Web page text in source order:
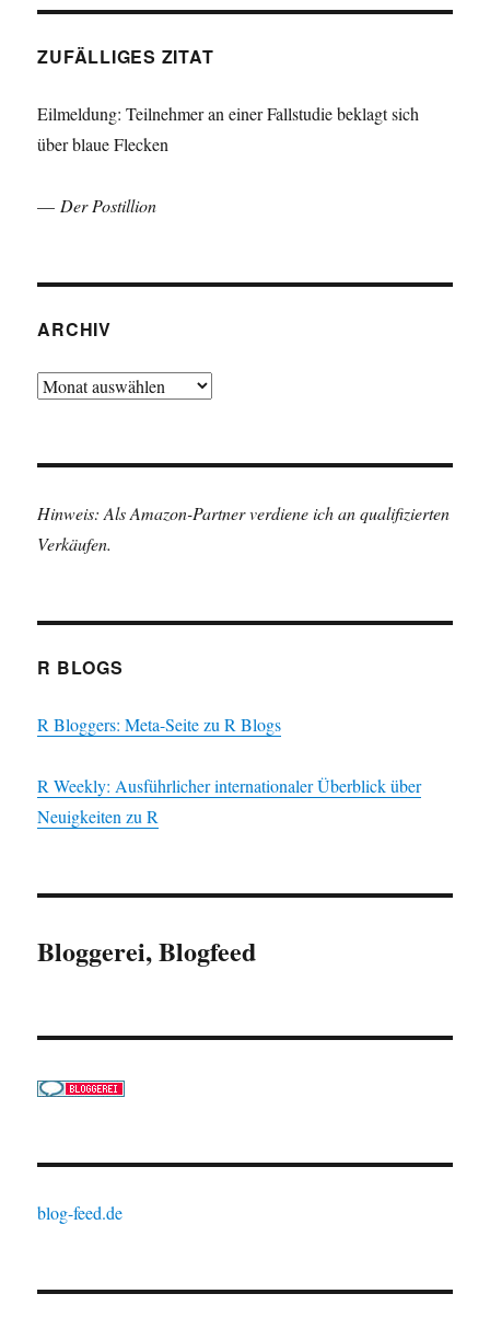
ZUFÄLLIGES ZITAT
Eilmeldung: Teilnehmer an einer Fallstudie beklagt sich
über blaue Flecken
— Der Postillion
ARCHIV
Archiv
Hinweis: Als Amazon-Partner verdiene ich an qualifizierten
Verkäufen.
R BLOGS
R Bloggers: Meta-Seite zu R Blogs
R Weekly: Ausführlicher internationaler Überblick über
Neuigkeiten zu R
Bloggerei, Blogfeed
blog-feed.de